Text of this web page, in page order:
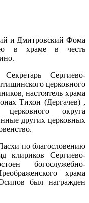
и Дмитровский Фома
в храме в честь
Сергиево-
церковного
настоятель храма
Тихон (Дергачев) ,
церковного округа
других церковных
по благословению
клириков Сергиево-
богослужебно-
храма
был награжден